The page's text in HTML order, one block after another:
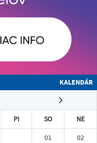
KALENDÁR
PI SO
NE
01
02